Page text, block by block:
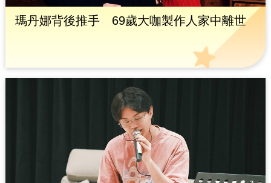
瑪丹娜背後推手 69歲大咖製作人家中離世